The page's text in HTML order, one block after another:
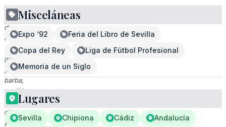
Retrato
de
hombre
con
gafas
y
barba,
vestido
con
chaleco
y
Misceláneas
Expo ‘92
Feria del Libro de Sevilla
Copa del Rey
Liga de Fútbol Profesional
Memoria de un Siglo
Lugares
Sevilla Chipiona Cádiz
Andalucía